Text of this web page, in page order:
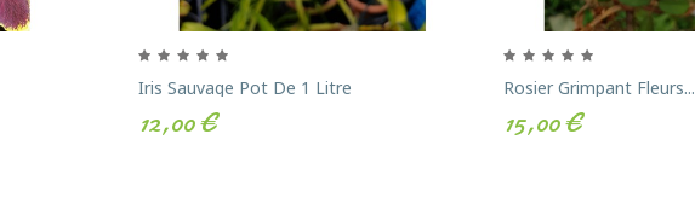
Iris Sauvage Pot De 1 Litre
12,00 €
Rosier Grimpant Fleurs...
15,00 €